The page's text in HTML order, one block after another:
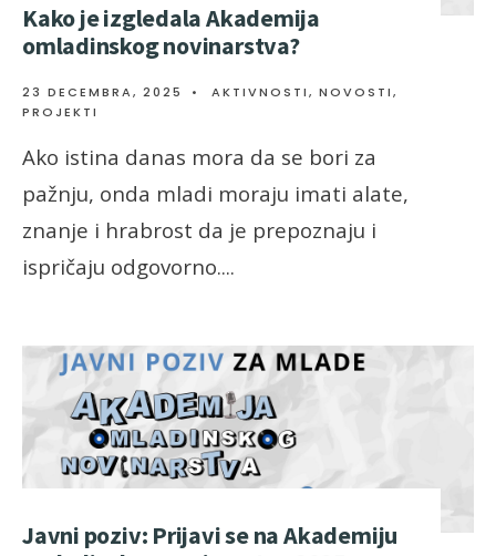
Kako je izgledala Akademija
omladinskog novinarstva?
23 DECEMBRA, 2025 • AKTIVNOSTI, NOVOSTI,
PROJEKTI
Ako istina danas mora da se bori za
pažnju, onda mladi moraju imati alate,
znanje i hrabrost da je prepoznaju i
ispričaju odgovorno....
Javni poziv: Prijavi se na Akademiju